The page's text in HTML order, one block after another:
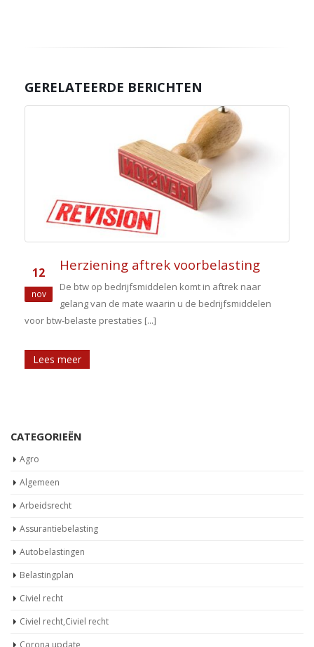
GERELATEERDE BERICHTEN
12
nov
Herziening aftrek voorbelasting
De btw op bedrijfsmiddelen komt in aftrek naar
gelang van de mate waarin u de bedrijfsmiddelen
voor btw-belaste prestaties [...]
Lees meer
CATEGORIEËN
Agro
Algemeen
Arbeidsrecht
Assurantiebelasting
Autobelastingen
Belastingplan
Civiel recht
Civiel recht,Civiel recht
Corona update